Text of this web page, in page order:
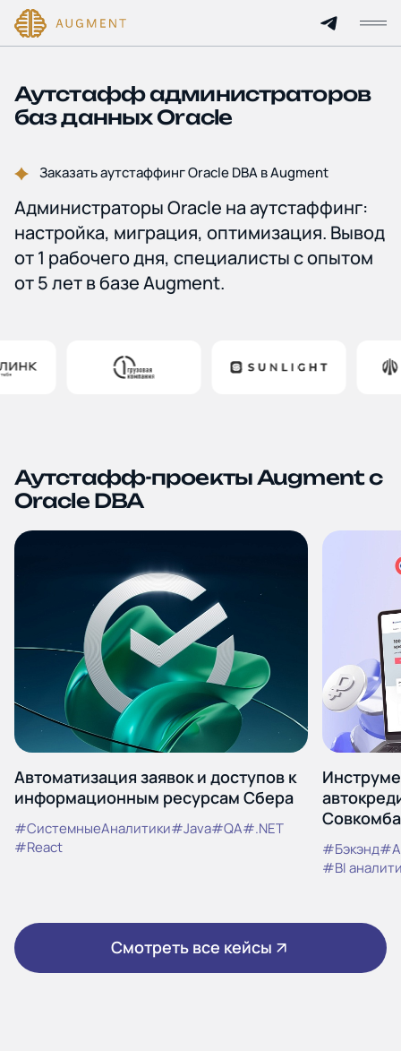
Главная
Кейсы
Технологии и цены
Партнерам
Отрасли
Дополнительные услуги
конфиденциальности
Аутстафф администраторов
баз данных Oracle
Заказать аутстаффинг Oracle DBA в Augment
Администраторы Oracle на аутстаффинг:
настройка, миграция, оптимизация. Вывод
от 1 рабочего дня, специалисты с опытом
от 5 лет в базе Augment.
Аутстафф-проекты Augment с
Oracle DBA
Автоматизация заявок и доступов к
информационным ресурсам Сбера
#СистемныеАналитики#Java#QA#.NET
#React
#Бэкэнд
#BI
Смотреть все кейсы